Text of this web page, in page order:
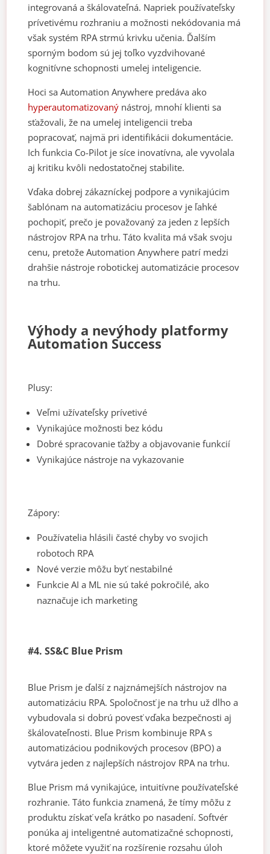
integrovaná a škálovateľná. Napriek používateľsky
prívetivému rozhraniu a možnosti nekódovania má
však systém RPA strmú krivku učenia. Ďalším
sporným bodom sú jej toľko vyzdvihované
kognitívne schopnosti umelej inteligencie.
Hoci sa Automation Anywhere predáva ako
hyperautomatizovaný nástroj, mnohí klienti sa
sťažovali, že na umelej inteligencii treba
popracovať, najmä pri identifikácii dokumentácie.
Ich funkcia Co-Pilot je síce inovatívna, ale vyvolala
aj kritiku kvôli nedostatočnej stabilite.
Vďaka dobrej zákazníckej podpore a vynikajúcim
šablónam na automatizáciu procesov je ľahké
pochopiť, prečo je považovaný za jeden z lepších
nástrojov RPA na trhu. Táto kvalita má však svoju
cenu, pretože Automation Anywhere patrí medzi
drahšie nástroje robotickej automatizácie procesov
na trhu.
Výhody a nevýhody platformy
Automation Success
Plusy:
Veľmi užívateľsky prívetivé
Vynikajúce možnosti bez kódu
Dobré spracovanie ťažby a objavovanie funkcií
Vynikajúce nástroje na vykazovanie
Zápory:
Používatelia hlásili časté chyby vo svojich
robotoch RPA
Nové verzie môžu byť nestabilné
Funkcie AI a ML nie sú také pokročilé, ako
naznačuje ich marketing
#4. SS&C Blue Prism
Blue Prism je ďalší z najznámejších nástrojov na
automatizáciu RPA. Spoločnosť je na trhu už dlho a
vybudovala si dobrú povesť vďaka bezpečnosti aj
škálovateľnosti. Blue Prism kombinuje RPA s
automatizáciou podnikových procesov (BPO) a
vytvára jeden z najlepších nástrojov RPA na trhu.
Blue Prism má vynikajúce, intuitívne používateľské
rozhranie. Táto funkcia znamená, že tímy môžu z
produktu získať veľa krátko po nasadení. Softvér
ponúka aj inteligentné automatizačné schopnosti,
ktoré môžete využiť na rozšírenie rozsahu úloh